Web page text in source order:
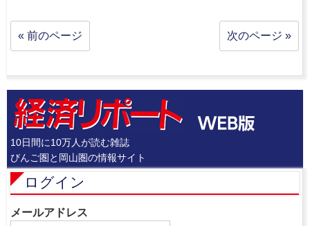
« 前のページ 次のページ »
10日間に10万人が読む雑誌
びんご圏と岡山圏の情報サイト
ログイン
メールアドレス